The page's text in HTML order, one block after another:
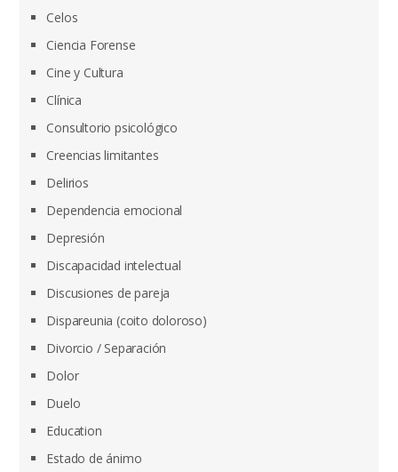
Celos
Ciencia Forense
Cine y Cultura
Clínica
Consultorio psicológico
Creencias limitantes
Delirios
Dependencia emocional
Depresión
Discapacidad intelectual
Discusiones de pareja
Dispareunia (coito doloroso)
Divorcio / Separación
Dolor
Duelo
Education
Estado de ánimo